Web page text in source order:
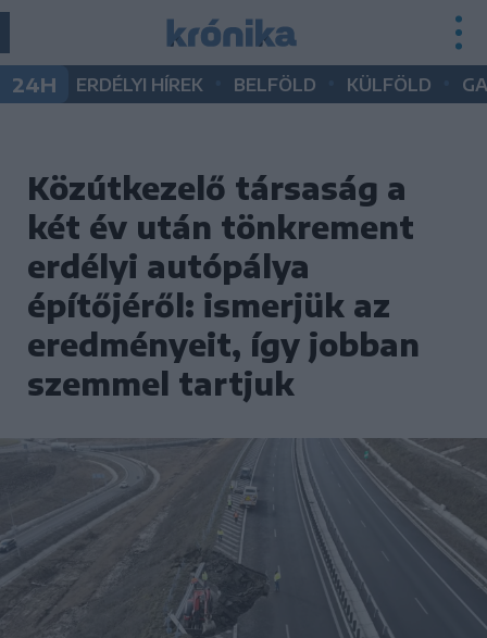
24H ERDÉLYI HÍREK BELFÖLD KÜLFÖLD
Közútkezelő társaság a
két év után tönkrement
erdélyi autópálya
építőjéről: ismerjük az
eredményeit, így jobban
szemmel tartjuk